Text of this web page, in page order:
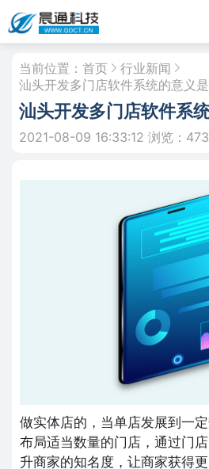
当前位置： 首页
行业新闻
汕头开发多门店软件系统的意义
汕头开发多门店软件系
2021-08-09 16:33:12 浏览：
做实体店的，当单店发展到一
布局适当数量的门店，通过门
升商家的知名度，让商家获得更